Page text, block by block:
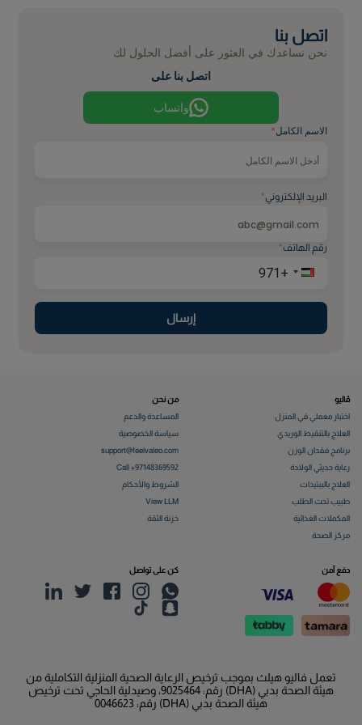
اتصل بنا
نحن نساعدك في العثور على أفضل الحلول لك
اتصل بنا على
واتساب
الاسم الكامل*
البريد الإلكتروني*
رقم الهاتف*
إرسال
ڤاليو
اختبار معملي في المنزل
العلاج بالتنقيط الوريدي
برنامج فقدان الوزن
رعاية حديثي الولادة
العلاج بالببتيدات
طبيب تحت الطلب
المكملات الغذائية
مركز الصحة
من نحن
المساعدة والدعم
سياسة الخصوصية
support@feelvaleo.com
Call +97148369592
الشروط والأحكام
View LLM
خزنة الثقة
دفع آمن كن على تواصل
تعمل فاليو هيلث بموجب ترخيص الرعاية الصحية المنزلية التكاملية من
هيئة الصحة بدبي (DHA) رقم: 9025464، وصيدلية الحاجي تحت ترخيص
هيئة الصحة بدبي (DHA) رقم: 0046623